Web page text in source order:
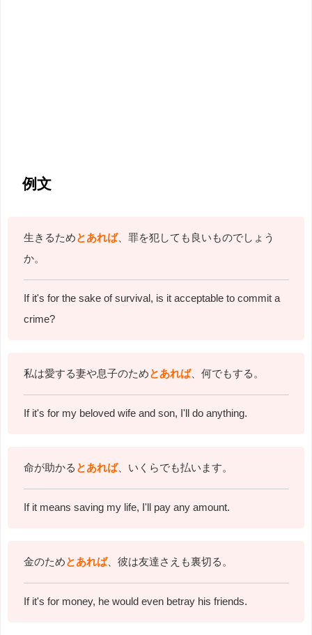
例文
生きるためとあれば、罪を犯しても良いものでしょう
か。
If it's for the sake of survival, is it acceptable to commit a
crime?
私は愛する妻や息子のためとあれば、何でもする。
If it's for my beloved wife and son, I'll do anything.
命が助かる とあれば、いくらでも払います。
If it means saving my life, I'll pay any amount.
金のためとあれば、彼は友達さえも裏切る。
If it's for money, he would even betray his friends.